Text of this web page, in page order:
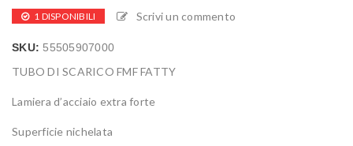
1 DISPONIBILI Scrivi un commento
SKU: 55505907000
TUBO DI SCARICO FMF FATTY
Lamiera d’acciaio extra forte
Superficie nichelata